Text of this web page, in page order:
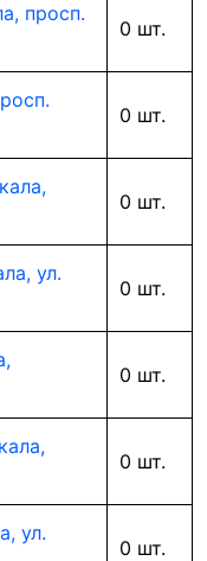
просп.
0 шт.
0 шт.
0 шт.
ул.
0 шт.
0 шт.
0 шт.
ул.
0 шт.